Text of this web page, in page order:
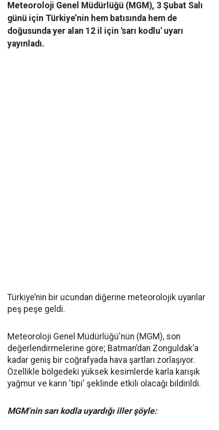
Meteoroloji Genel Müdürlüğü (MGM), 3 Şubat Salı
günü için Türkiye’nin hem batısında hem de
doğusunda yer alan 12 il için 'sarı kodlu' uyarı
yayınladı.
Türkiye’nin bir ucundan diğerine meteorolojik uyarılar
peş peşe geldi.
Meteoroloji Genel Müdürlüğü'nün (MGM), son
değerlendirmelerine göre; Batman’dan Zonguldak’a
kadar geniş bir coğrafyada hava şartları zorlaşıyor.
Özellikle bölgedeki yüksek kesimlerde karla karışık
yağmur ve karın 'tipi' şeklinde etkili olacağı bildirildi.
MGM’nin sarı kodla uyardığı iller şöyle: